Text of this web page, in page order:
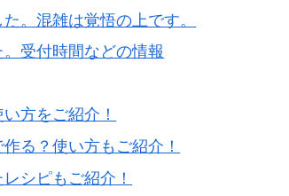
。混雑は覚悟の上です。
受付時間などの情報
方をご紹介！
る？使い方もご紹介！
シピもご紹介！